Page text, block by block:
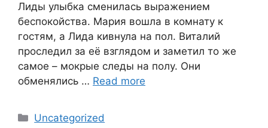
Лиды улыбка сменилась выражением
беспокойства. Мария вошла в комнату к
гостям, а Лида кивнула на пол. Виталий
проследил за её взглядом и заметил то же
самое – мокрые следы на полу. Они
обменялись … Read more
Categories
Uncategorized